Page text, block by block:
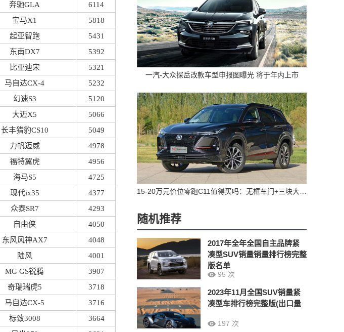
奔驰GLA
6114
宝马X1
5818
起亚智跑
5431
东南DX7
5392
比亚迪宋
5321
马自达CX-4
5232
幻速S3
5120
大迈X5
5066
长丰猎豹CS10
5049
力帆迈威
4978
福特翼虎
4956
海马S5
4725
现代ix35
4377
众泰SR7
4293
自由侠
4050
东风风神AX7
4048
陆风
4001
MG GS锐腾
3907
奇瑞瑞虎5
3718
马自达CX-5
3716
标致3008
3664
一汽-大众探岳改款车型申报图曝光 将于年内上市
随机推荐
2017年全年全国自主品牌紧
凑型SUV销量销量排行榜完整
版名单
95 次
2023年11月全国SUV销量紧
凑型车排行榜完整版(出口量
197 次